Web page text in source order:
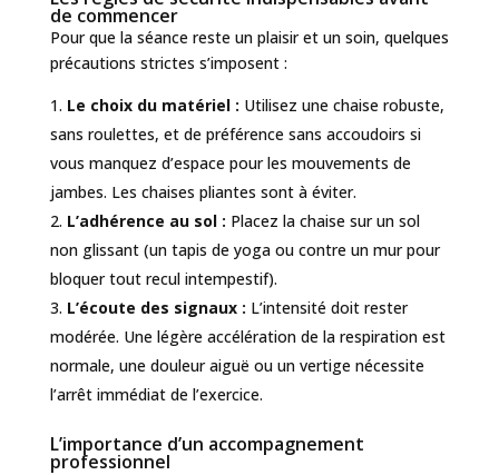
de commencer
Pour que la séance reste un plaisir et un soin, quelques
précautions strictes s’imposent :
Le choix du matériel : Utilisez une chaise robuste,
sans roulettes, et de préférence sans accoudoirs si
vous manquez d’espace pour les mouvements de
jambes. Les chaises pliantes sont à éviter.
L’adhérence au sol : Placez la chaise sur un sol
non glissant (un tapis de yoga ou contre un mur pour
bloquer tout recul intempestif).
L’écoute des signaux : L’intensité doit rester
modérée. Une légère accélération de la respiration est
normale, une douleur aiguë ou un vertige nécessite
l’arrêt immédiat de l’exercice.
L’importance d’un accompagnement
professionnel